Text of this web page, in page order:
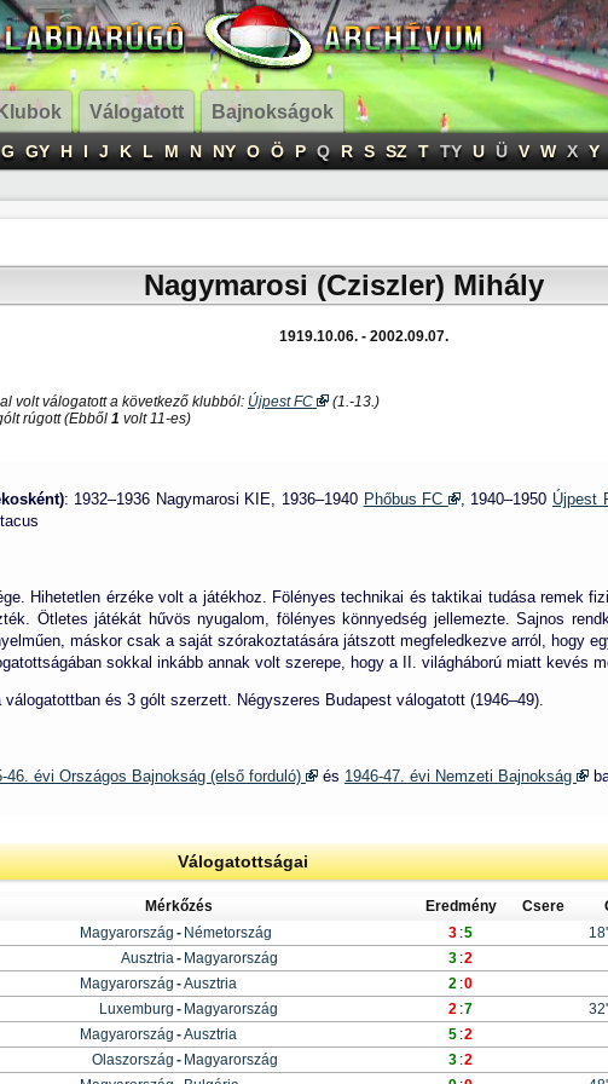
Válogatott Bajnokságok
G GY H I J K L M N NY O Ö P Q R S SZ T TY U Ü V W X Y
Nagymarosi (Cziszler) Mihály
1919.10.06. - 2002.09.07.
volt válogatott a következő klubból: Újpest FC
(1.-13.)
rúgott (Ebből 1 volt 11-es)
: 1932–1936 Nagymarosi KIE, 1936–1940 Phőbus FC , 1940–1950 Újpest
Hihetetlen érzéke volt a játékhoz. Fölényes technikai és taktikai tudása remek
Ötletes játékát hűvös nyugalom, fölényes könnyedség jellemezte. Sajnos
máskor csak a saját szórakoztatására játszott megfeledkezve arról, hogy
sokkal inkább annak volt szerepe, hogy a II. világháború miatt kevés
és 3 gólt szerzett. Négyszeres Budapest válogatott (1946–49).
46. évi Országos Bajnokság (első forduló) és 1946-47. évi Nemzeti Bajnokság
Válogatottságai
Mérkőzés Eredmény Csere
Magyarország - Németország 3 :5
Ausztria- Magyarország 3 :2
Magyarország -Ausztria 2 :0
Luxemburg - Magyarország 2 :7 32'
Magyarország -Ausztria 5 :2
Olaszország - Magyarország 3 :2